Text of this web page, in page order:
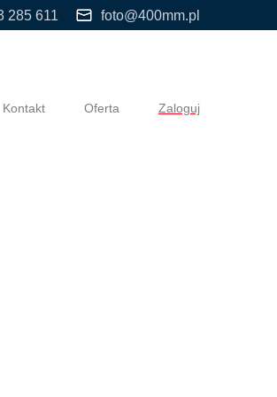
285 611 foto@400mm.pl
Kontakt Oferta Zaloguj